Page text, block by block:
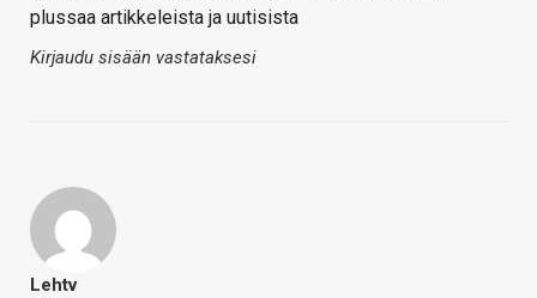
plussaa artikkeleista ja uutisista
Kirjaudu sisään vastataksesi
Lehtv